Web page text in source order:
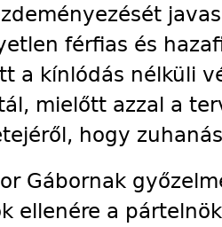
férfias és
a kínlódás nélküli
mielőtt azzal a
hogy
Gábornak
ellenére a